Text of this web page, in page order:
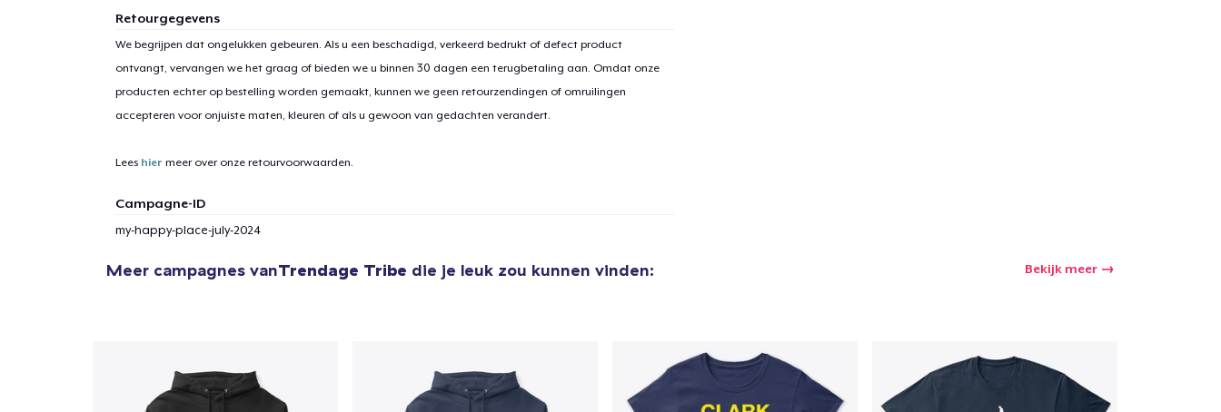
Retourgegevens
We begrijpen dat ongelukken gebeuren. Als u een beschadigd, verkeerd bedrukt of defect product
ontvangt, vervangen we het graag of bieden we u binnen 30 dagen een terugbetaling aan. Omdat onze
producten echter op bestelling worden gemaakt, kunnen we geen retourzendingen of omruilingen
accepteren voor onjuiste maten, kleuren of als u gewoon van gedachten verandert.
Lees hier meer over onze retourvoorwaarden.
Campagne-ID
my-happy-place-july-2024
Meer campagnes vanTrendage Tribe die je leuk zou kunnen vinden: Bekijk meer